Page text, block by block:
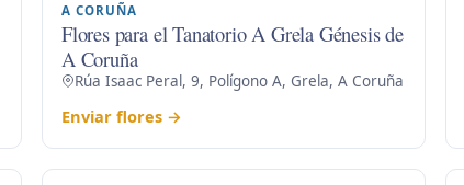
A CORUÑA
Flores para el Tanatorio A Grela Génesis de
A Coruña
Rúa Isaac Peral, 9, Polígono A, Grela, A Coruña
Enviar flores →